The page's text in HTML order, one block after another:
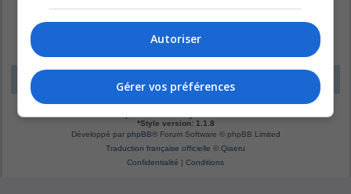
LE DOMAINE BLEU UTC-04:00
*Original byChristian 2.0
*Style version: 1.1.8
Développé par phpBB® Forum Software © phpBB Limited
Traduction française officielle © Qiaeru
Confidentialité | Conditions
Autoriser
Gérer vos préférences